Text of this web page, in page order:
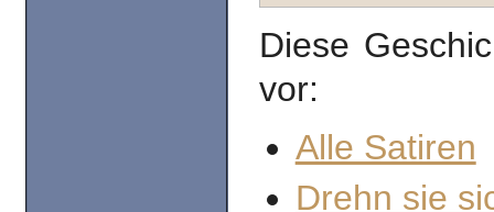
Diese
vor:
Alle Satiren
Drehn sie